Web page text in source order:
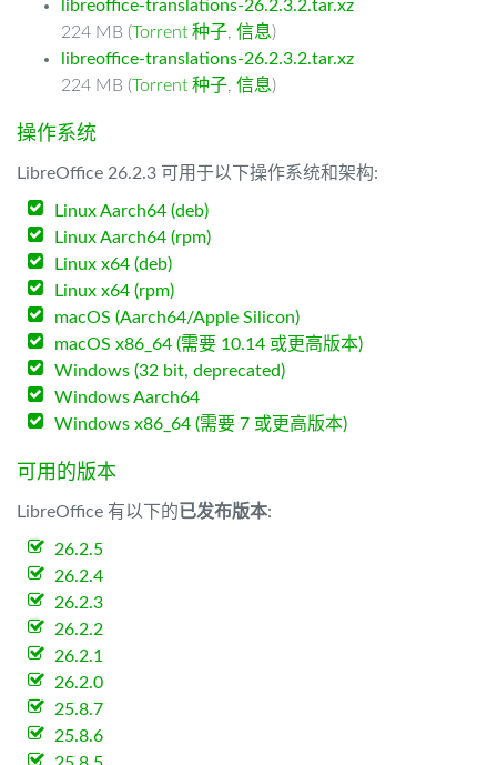
libreoffice-translations-26.2.3.2.tar.xz
224 MB (Torrent 种子, 信息)
libreoffice-translations-26.2.3.2.tar.xz
224 MB (Torrent 种子, 信息)
操作系统
LibreOffice 26.2.3 可用于以下操作系统和架构:
Linux Aarch64 (deb)
Linux Aarch64 (rpm)
Linux x64 (deb)
Linux x64 (rpm)
macOS (Aarch64/Apple Silicon)
macOS x86_64 (需要 10.14 或更高版本)
Windows (32 bit, deprecated)
Windows Aarch64
Windows x86_64 (需要 7 或更高版本)
可用的版本
LibreOffice 有以下的已发布版本:
26.2.5
26.2.4
26.2.3
26.2.2
26.2.1
26.2.0
25.8.7
25.8.6